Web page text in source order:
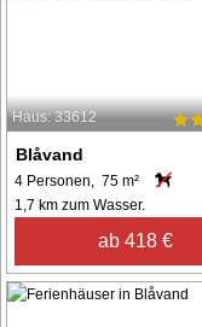
Haus: 33612
Blåvand
4 Personen, 75 m²
1,7 km zum Wasser.
ab 418 €